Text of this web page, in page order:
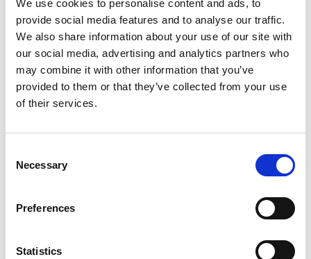
We use cookies to personalise content and ads, to
provide social media features and to analyse our traffic.
We also share information about your use of our site with
our social media, advertising and analytics partners who
may combine it with other information that you’ve
provided to them or that they’ve collected from your use
of their services.
Selection
Necessary
Preferences
Statistics
Haartrockner
Individuelle Klimatisierung
Mini-Kühlschrank
Kostenlose 15-minütige Massage
Ihrer Wahl pro Zimmer
Wäscherei, Bügelservice und
Kissenmenü | Bügelmöglichkeiten |
GALERIE